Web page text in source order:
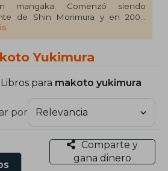
mangaka. Comenzó siendo
de Shin Morimura y en 2000
con Planetes, que más tarde tuvo
de anime.
publicó Sayonara ga chikai no de,
del primer escuadrón de los
comenzó la publicación de
Saga en la Shukan Shonen
Yukimura
para makoto yukimura
por
Comparte y
gana dinero